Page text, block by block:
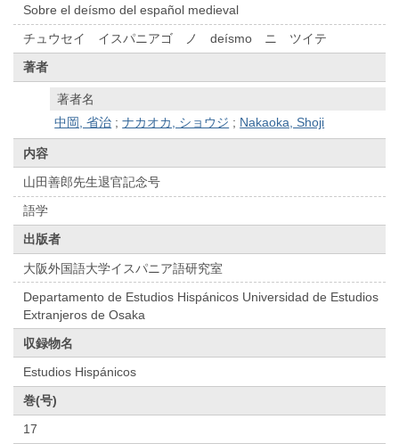
Sobre el deísmo del español medieval
チュウセイ イスパニアゴ ノ deísmo ニ ツイテ
著者
著者名
中岡, 省治 ;ナカオカ, ショウジ ; Nakaoka, Shoji
内容
山田善郎先生退官記念号
語学
出版者
大阪外国語大学イスパニア語研究室
Departamento de Estudios Hispánicos Universidad de Estudios
Extranjeros de Osaka
収録物名
Estudios Hispánicos
巻(号)
17